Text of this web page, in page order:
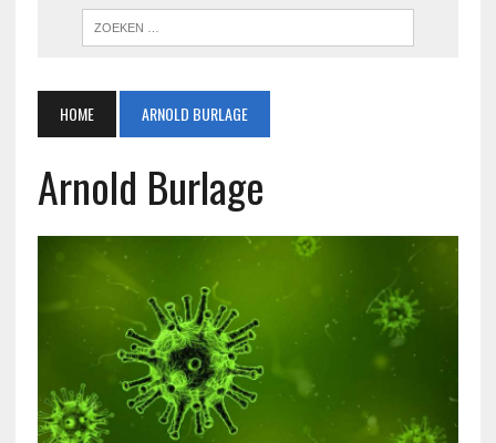
HOME ARNOLD BURLAGE
Arnold Burlage